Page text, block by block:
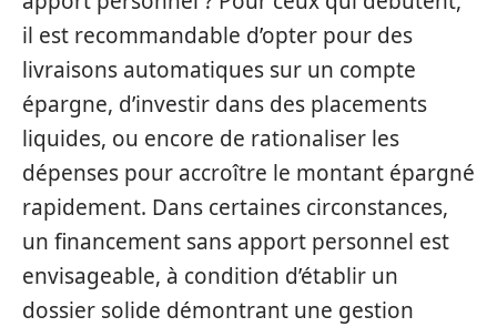
il est recommandable d’opter pour des
livraisons automatiques sur un compte
épargne, d’investir dans des placements
liquides, ou encore de rationaliser les
dépenses pour accroître le montant épargné
rapidement. Dans certaines circonstances,
un financement sans apport personnel est
envisageable, à condition d’établir un
dossier solide démontrant une gestion